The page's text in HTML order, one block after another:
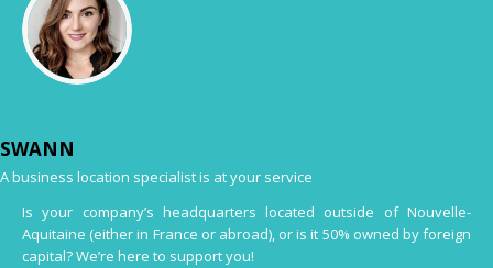
SWANN
A business location specialist is at your service
Is your company’s headquarters located outside of Nouvelle-
Aquitaine (either in France or abroad), or is it 50% owned by foreign
capital? We’re here to support you!